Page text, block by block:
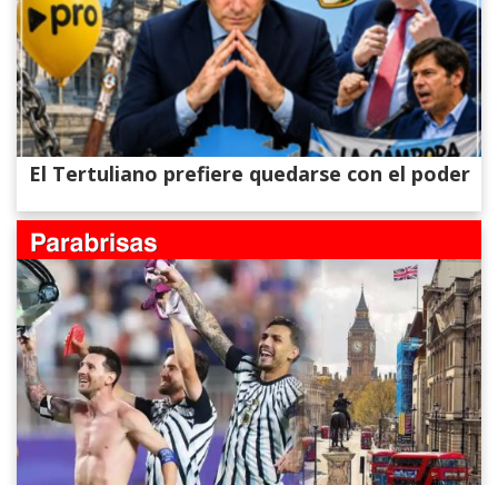
El Tertuliano prefiere quedarse con el poder